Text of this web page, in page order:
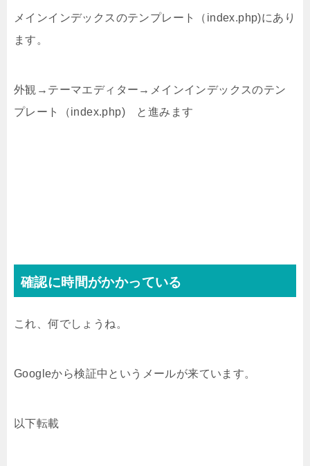
メインインデックスのテンプレート（index.php)にあり
ます。
外観→テーマエディター→メインインデックスのテン
プレート（index.php) と進みます
確認に時間がかかっている
これ、何でしょうね。
Googleから検証中というメールが来ています。
以下転載